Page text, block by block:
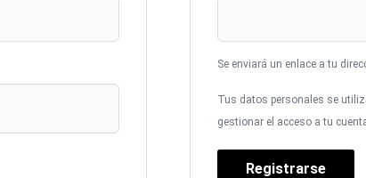
Se enviará un enlace a tu
Tus datos personales se
gestionar el acceso a tu
Registrarse